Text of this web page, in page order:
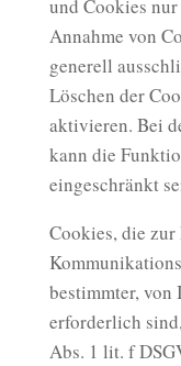
und Cookies
Annahme von
generell
Löschen der
aktivieren. Bei
kann die
eingeschränkt
Cookies, die
bestimmter, von
erforderlich
Abs. 1 lit. f